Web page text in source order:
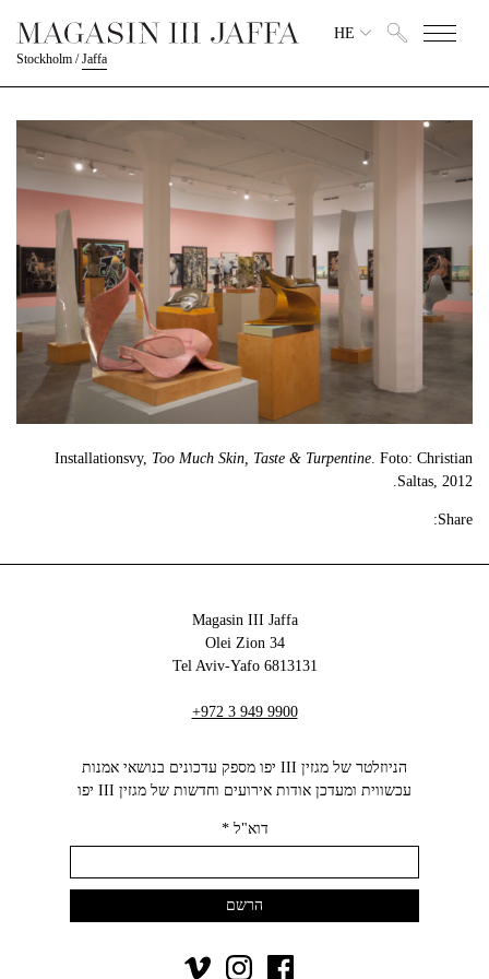
Stockholm /Jaffa
HE
Installationsvy, Too Much Skin, Taste & Turpentine. Foto: Christian
Saltas, 2012.
Share:
Magasin III Jaffa
34 Olei Zion
6813131 Tel Aviv-Yafo
+972 3 949 9900
הניוזלטר של מגזין III יפו מספק עדכונים בנושאי אמנות
עכשווית ומעדכן אודות אירועים וחדשות של מגזין III יפו‬
דוא"ל*